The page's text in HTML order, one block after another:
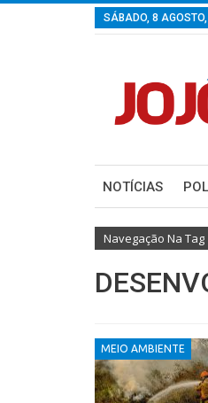
SÁBADO, 8
NOTÍCIAS
Navegação Na Tag
MEIO AMBIENTE